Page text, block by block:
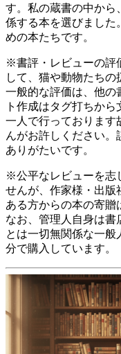
す。私の蔵書の中から
係する本を選びました
めの本たちです。
※書評・レビューの評
して、猫や動物たちの
一般的な評価は、他の
ト作成はタグ打ちか
一人で行っております
んがお許しください
ありがたいです。
※公平なレビューを志
せんが、作家様・出版
ある方からの本の寄贈
なお、管理人自身は書
とは一切無関係な一般
分で購入しています。